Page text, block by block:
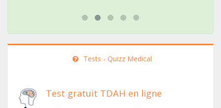
Tests - Quizz Medical
Test gratuit TDAH en ligne